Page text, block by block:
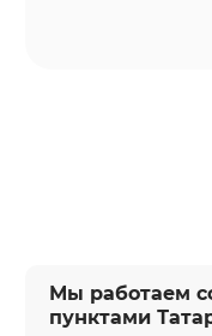
Мы работаем
пунктами